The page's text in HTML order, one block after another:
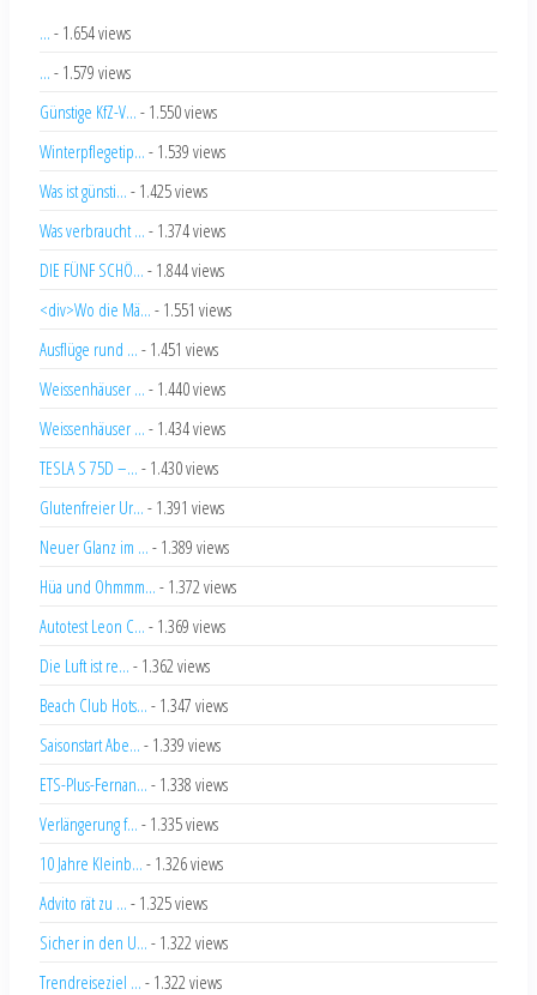
... - 1.654 views
... - 1.579 views
Günstige KfZ-V... - 1.550 views
Winterpflegetip... - 1.539 views
Was ist günsti... - 1.425 views
Was verbraucht ... - 1.374 views
DIE FÜNF SCHÖ... - 1.844 views
<div>Wo die Mä... - 1.551 views
Ausflüge rund ... - 1.451 views
Weissenhäuser ... - 1.440 views
Weissenhäuser ... - 1.434 views
TESLA S 75D –... - 1.430 views
Glutenfreier Ur... - 1.391 views
Neuer Glanz im ... - 1.389 views
Hüa und Ohmmm... - 1.372 views
Autotest Leon C... - 1.369 views
Die Luft ist re... - 1.362 views
Beach Club Hots... - 1.347 views
Saisonstart Abe... - 1.339 views
ETS-Plus-Fernan... - 1.338 views
Verlängerung f... - 1.335 views
10 Jahre Kleinb... - 1.326 views
Advito rät zu ... - 1.325 views
Sicher in den U... - 1.322 views
Trendreiseziel ... - 1.322 views